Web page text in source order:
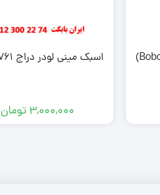
اسبک مینی لودر دراج Doraj 761
3,000,000 تومان